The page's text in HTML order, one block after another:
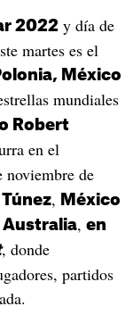
2022 y día de
martes es el
México
mundiales
Robert
en el
noviembre de
, México
Australia, en
, donde
partidos